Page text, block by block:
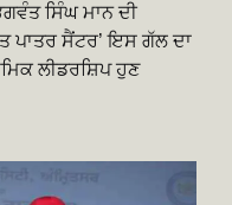
ਸਿੰਘ ਮਾਨ ਦੀ
ਪਾਤਰ ਸੈਂਟਰ’ ਇਸ ਗੱਲ ਦਾ
ਲੀਡਰਸ਼ਿਪ ਹੁਣ